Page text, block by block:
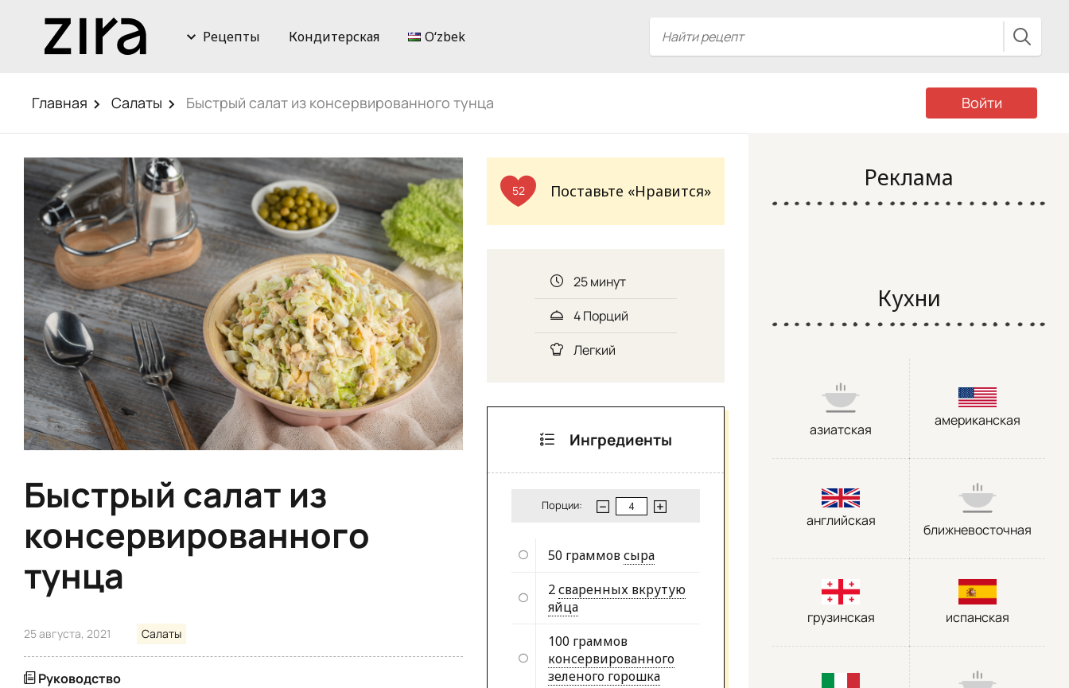
Рецепты Кондитерская Oʻzbek
Главная Салаты Быстрый салат из консервированного тунца Войти
Быстрый салат из
консервированного
тунца
25 августа, 2021 Салаты
Руководство
52 Поставьте «Нравится»
25 минут
4 Порций
Легкий
Ингредиенты
Порции:
50 граммовсыра
2сваренных вкрутую
яйца
100 граммов
консервированного
зеленого горошка
Реклама
Кухни
азиатская
американская
английская
ближневосточная
грузинская испанская